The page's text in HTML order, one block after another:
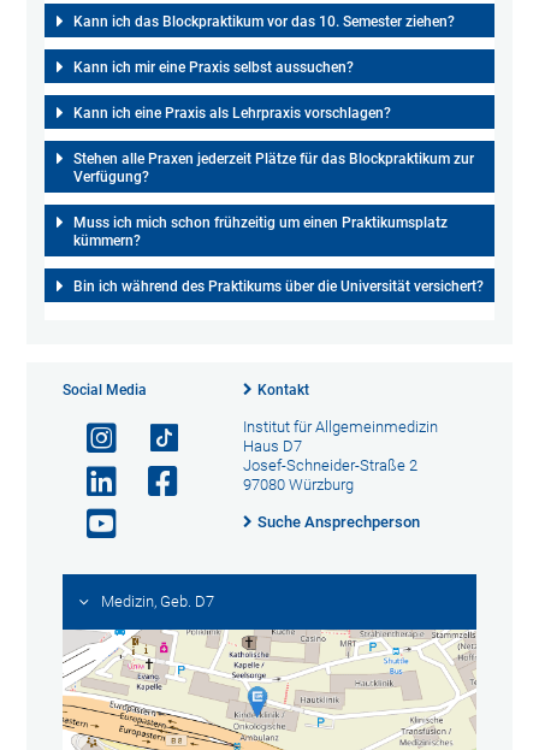
Kann ich das Blockpraktikum vor das 10. Semester ziehen?
Kann ich mir eine Praxis selbst aussuchen?
Kann ich eine Praxis als Lehrpraxis vorschlagen?
Stehen alle Praxen jederzeit Plätze für das Blockpraktikum zur
Verfügung?
Muss ich mich schon frühzeitig um einen Praktikumsplatz
kümmern?
Bin ich während des Praktikums über die Universität versichert?
Social Media Kontakt
Institut für Allgemeinmedizin
Haus D7
Josef-Schneider-Straße 2
97080 Würzburg
Suche Ansprechperson
Medizin, Geb. D7